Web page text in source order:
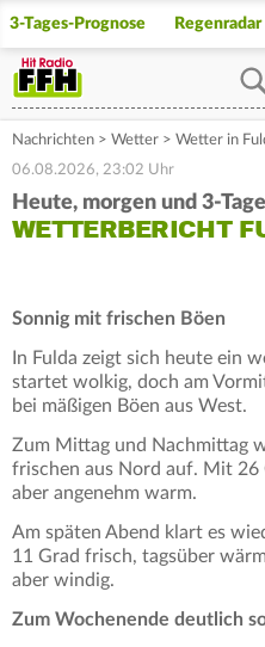
3-Tages-Prognose Regenradar
Nachrichten > Wetter > Wetter in
06.08.2026, 23:02 Uhr
Heute, morgen und 3-
WETTERBERICHT
Sonnig mit frischen Böen
In Fulda zeigt sich heute ein
startet wolkig, doch am
bei mäßigen Böen aus West.
Zum Mittag und Nachmittag
frischen aus Nord auf. Mit 26
aber angenehm warm.
Am späten Abend klart es
11 Grad frisch, tagsüber
aber windig.
Zum Wochenende deutlich